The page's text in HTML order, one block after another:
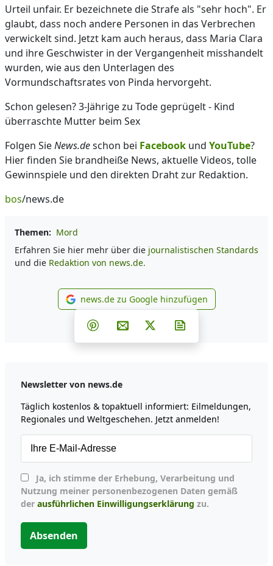
Urteil unfair. Er bezeichnete die Strafe als "sehr hoch". Er
glaubt, dass noch andere Personen in das Verbrechen
verwickelt sind. Jetzt kam auch heraus, dass Maria Clara
und ihre Geschwister in der Vergangenheit misshandelt
wurden, wie aus den Unterlagen des
Vormundschaftsrates von Pinda hervorgeht.
Schon gelesen? 3-Jährige zu Tode geprügelt - Kind
überraschte Mutter beim Sex
Folgen SieNews.deschon bei Facebook und YouTube?
Hier finden Sie brandheiße News, aktuelle Videos, tolle
Gewinnspiele und den direkten Draht zur Redaktion.
bos/news.de
Themen: Mord
Erfahren Sie hier mehr über die journalistischen Standards
und die Redaktion von news.de.
news.de zu Google
news.de zu Google hinzufügen
Teilen auf Facebook
Teilen auf Whatsapp
Teilen auf Telegram
Teilen auf Pinterest
Per E-Mail teilen
Post auf X
Newsletter von news.de
Täglich kostenlos & topaktuell informiert: Eilmeldungen,
Regionales und Weltgeschehen. Jetzt anmelden!
Nutzung meiner personenbezogenen Daten gemäß
der ausführlichen Einwilligungserklärung zu.
Absenden